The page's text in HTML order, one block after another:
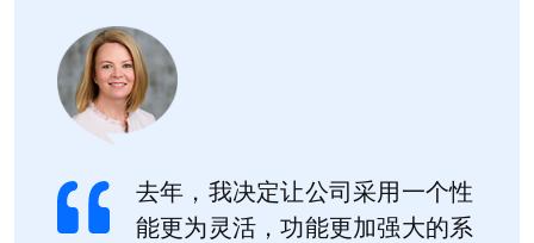
去年，我决定让公司采用一个性
能更为灵活，功能更加强大的系